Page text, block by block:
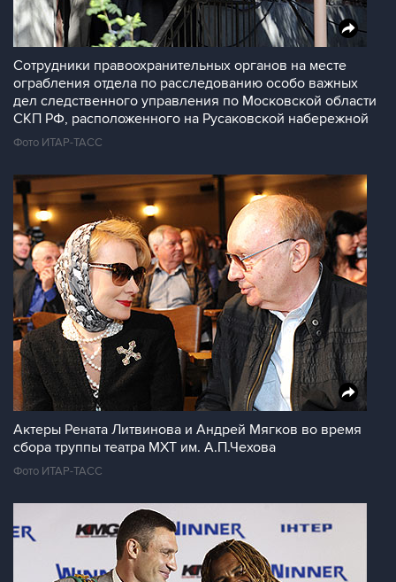
Сотрудники правоохранительных органов на месте
ограбления отдела по расследованию особо важных
дел следственного управления по Московской области
СКП РФ, расположенного на Русаковской набережной
Фото ИТАР-ТАСС
Актеры Рената Литвинова и Андрей Мягков во время
сбора труппы театра МХТ им. А.П.Чехова
Фото ИТАР-ТАСС